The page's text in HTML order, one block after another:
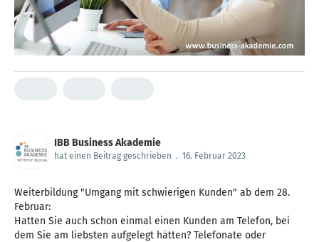
IBB Business Akademie
hat einen Beitrag geschrieben . 16. Februar 2023
Weiterbildung "Umgang mit schwierigen Kunden" ab dem 28.
Februar:
Hatten Sie auch schon einmal einen Kunden am Telefon, bei
dem Sie am liebsten aufgelegt hätten? Telefonate oder